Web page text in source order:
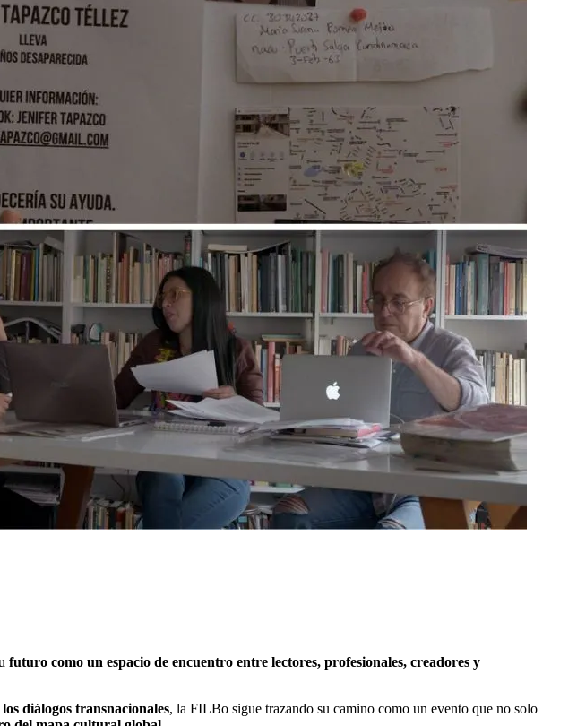
futuro como un espacio de encuentro entre lectores, profesionales, creadores y
diálogos transnacionales, la FILBo sigue trazando su camino como un evento que no solo